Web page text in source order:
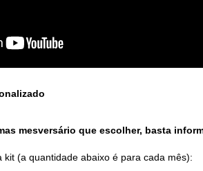
mesversário que escolher, basta
kit (a quantidade abaixo é para cada mês):